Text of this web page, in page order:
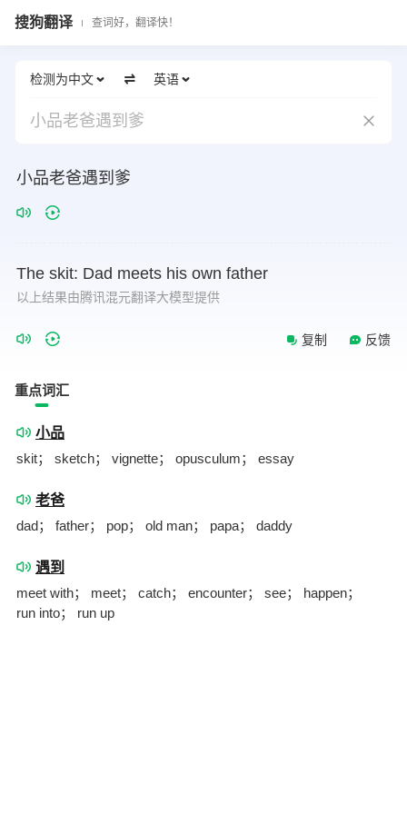
搜狗翻译 查词好，翻译快！
检测为中文 英语
小品老爸遇到爹
小品老爸遇到爹
The skit: Dad meets his own father
以上结果由腾讯混元翻译大模型提供
复制 反馈
重点词汇
小品
skit； sketch； vignette； opusculum； essay
老爸
dad； father； pop； old man； papa； daddy
遇到
meet with； meet； catch； encounter； see； happen；
run into； run up